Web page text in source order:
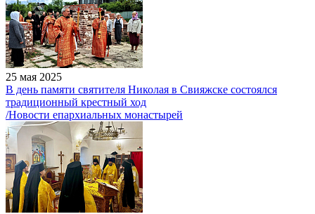
25 мая 2025
В день памяти святителя Николая в Свияжске состоялся
традиционный крестный ход
/Новости епархиальных монастырей